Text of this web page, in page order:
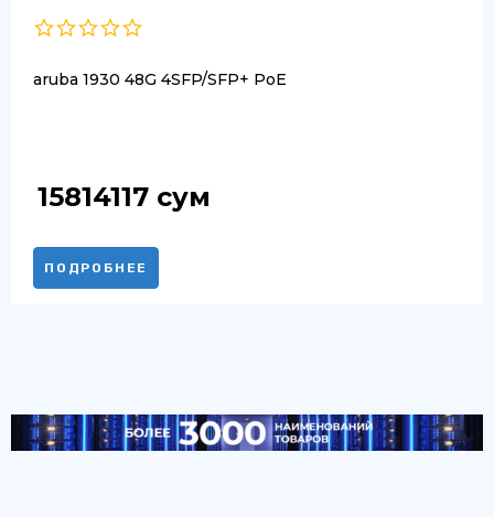
aruba 1930 48G 4SFP/SFP+ PoE
15814117 сум
ПОДРОБНЕЕ